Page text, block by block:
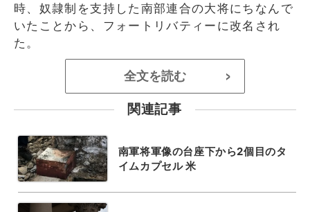
時、奴隷制を支持した南部連合の大将にちなんで
いたことから、フォートリバティーに改名され
た。
全文を読む >
関連記事
南軍将軍像の台座下から2個目のタ
イムカプセル 米